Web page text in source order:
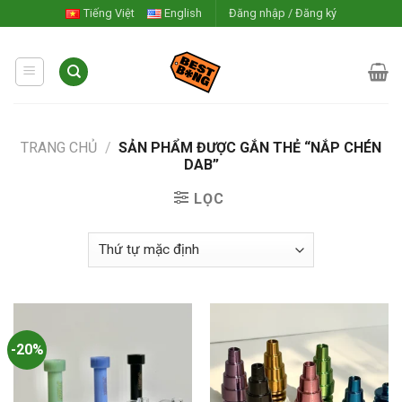
to
content
Tiếng Việt English Đăng nhập / Đăng ký
TRANG CHỦ / SẢN PHẨM ĐƯỢC GẮN THẺ “NẮP CHÉN
DAB”
LỌC
-20%